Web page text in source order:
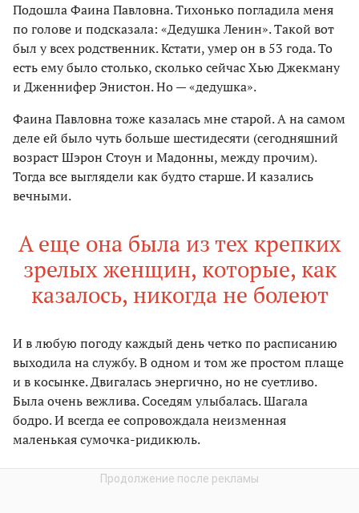
Подошла Фаина Павловна. Тихонько погладила меня
по голове и подсказала: «Дедушка Ленин». Такой вот
был у всех родственник. Кстати, умер он в 53 года. То
есть ему было столько, сколько сейчас Хью Джекману
и Дженнифер Энистон. Но — «дедушка».
Фаина Павловна тоже казалась мне старой. А на самом
деле ей было чуть больше шестидесяти (сегодняшний
возраст Шэрон Стоун и Мадонны, между прочим).
Тогда все выглядели как будто старше. И казались
вечными.
А еще она была из тех крепких
зрелых женщин, которые, как
казалось, никогда не болеют
И в любую погоду каждый день четко по расписанию
выходила на службу. В одном и том же простом плаще
и в косынке. Двигалась энергично, но не суетливо.
Была очень вежлива. Соседям улыбалась. Шагала
бодро. И всегда ее сопровождала неизменная
маленькая сумочка-ридикюль.